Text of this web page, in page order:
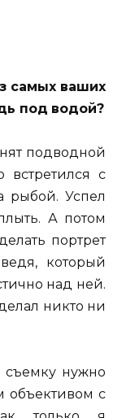
самых ваших
под водой?
подводной
с
рыбой. Успел
А потом
портрет
который
над ней.
никто ни
съемку нужно
объективом с